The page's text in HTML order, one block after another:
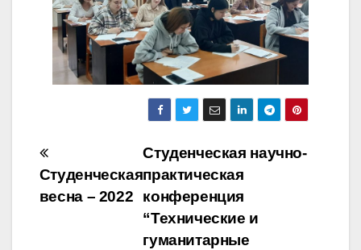
Навигация
по
записям
Студенческая научно-
практическая
конференция
“Технические и
гуманитарные
Студенческая
весна – 2022